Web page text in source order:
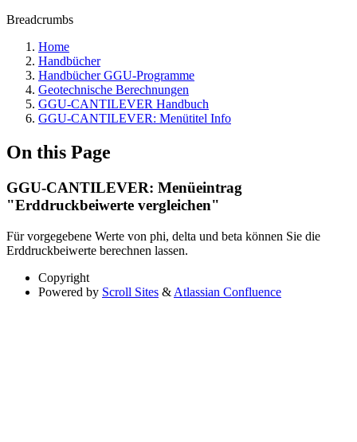
Breadcrumbs
Home
Handbücher
Handbücher GGU-Programme
Geotechnische Berechnungen
GGU-CANTILEVER Handbuch
GGU-CANTILEVER: Menütitel Info
On this Page
GGU-CANTILEVER: Menüeintrag
"Erddruckbeiwerte vergleichen"
Für vorgegebene Werte von phi, delta und beta können Sie die
Erddruckbeiwerte berechnen lassen.
Copyright
Powered by Scroll Sites & Atlassian Confluence